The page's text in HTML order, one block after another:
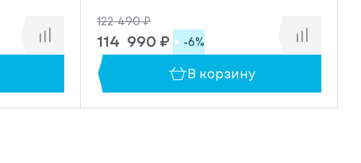
122 490 ₽
114 990 ₽ -6%
В корзину